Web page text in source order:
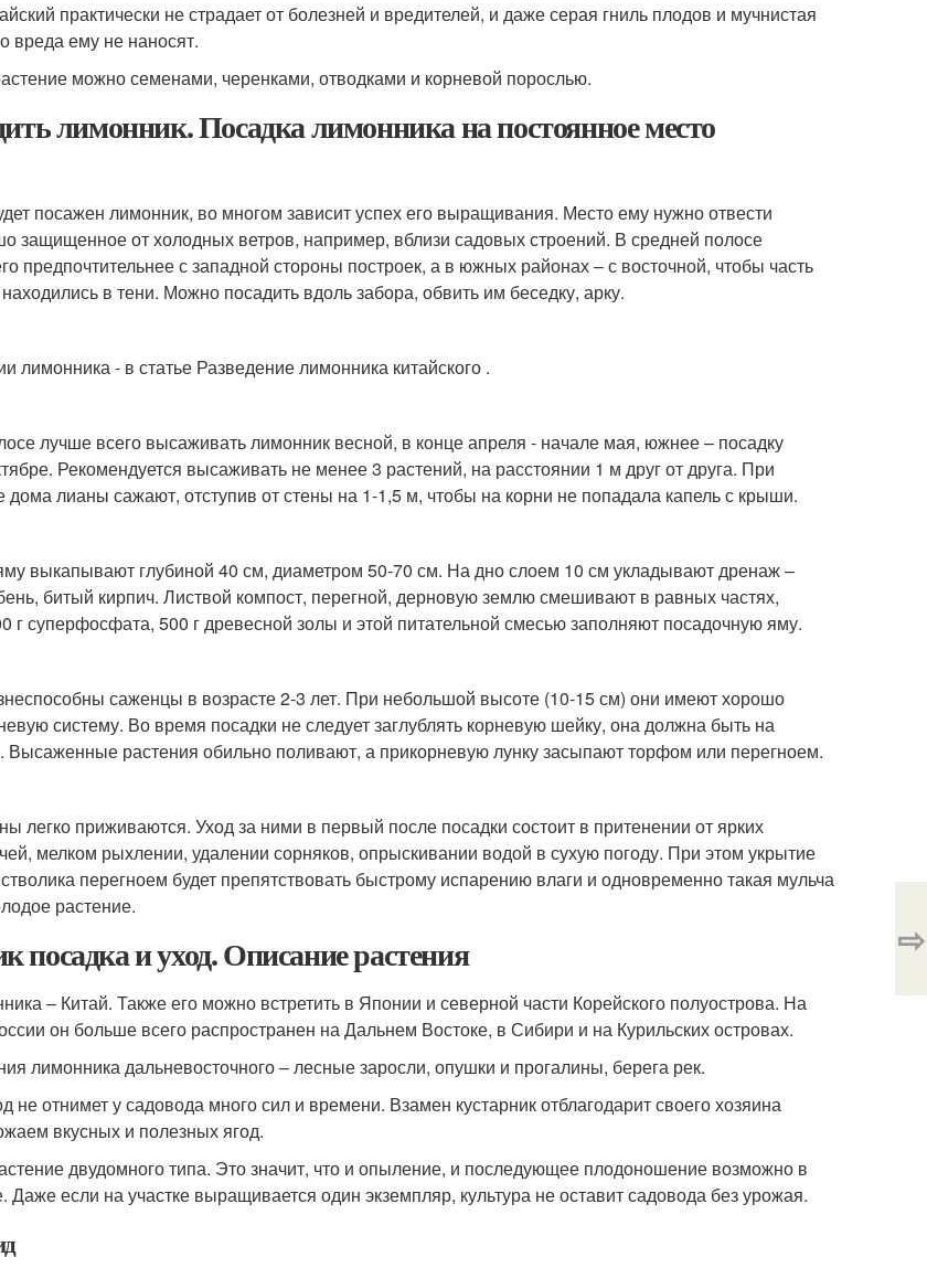
практически не страдает от болезней и вредителей, и даже серая гниль плодов и мучнистая
вреда ему не наносят.
можно семенами, черенками, отводками и корневой порослью.
лимонник. Посадка лимонника на постоянное место
посажен лимонник, во многом зависит успех его выращивания. Место ему нужно отвести
защищенное от холодных ветров, например, вблизи садовых строений. В средней полосе
предпочтительнее с западной стороны построек, а в южных районах – с восточной, чтобы часть
в тени. Можно посадить вдоль забора, обвить им беседку, арку.
лимонника - в статье Разведение лимонника китайского .
лучше всего высаживать лимонник весной, в конце апреля - начале мая, южнее – посадку
Рекомендуется высаживать не менее 3 растений, на расстоянии 1 м друг от друга. При
дома лианы сажают, отступив от стены на 1-1,5 м, чтобы на корни не попадала капель с крыши.
выкапывают глубиной 40 см, диаметром 50-70 см. На дно слоем 10 см укладывают дренаж –
битый кирпич. Листвой компост, перегной, дерновую землю смешивают в равных частях,
г суперфосфата, 500 г древесной золы и этой питательной смесью заполняют посадочную яму.
саженцы в возрасте 2-3 лет. При небольшой высоте (10-15 см) они имеют хорошо
систему. Во время посадки не следует заглублять корневую шейку, она должна быть на
Высаженные растения обильно поливают, а прикорневую лунку засыпают торфом или перегноем.
легко приживаются. Уход за ними в первый после посадки состоит в притенении от ярких
мелком рыхлении, удалении сорняков, опрыскивании водой в сухую погоду. При этом укрытие
перегноем будет препятствовать быстрому испарению влаги и одновременно такая мульча
растение.
посадка и уход. Описание растения
– Китай. Также его можно встретить в Японии и северной части Корейского полуострова. На
он больше всего распространен на Дальнем Востоке, в Сибири и на Курильских островах.
лимонника дальневосточного – лесные заросли, опушки и прогалины, берега рек.
не отнимет у садовода много сил и времени. Взамен кустарник отблагодарит своего хозяина
вкусных и полезных ягод.
двудомного типа. Это значит, что и опыление, и последующее плодоношение возможно в
Даже если на участке выращивается один экземпляр, культура не оставит садовода без урожая.
⇨